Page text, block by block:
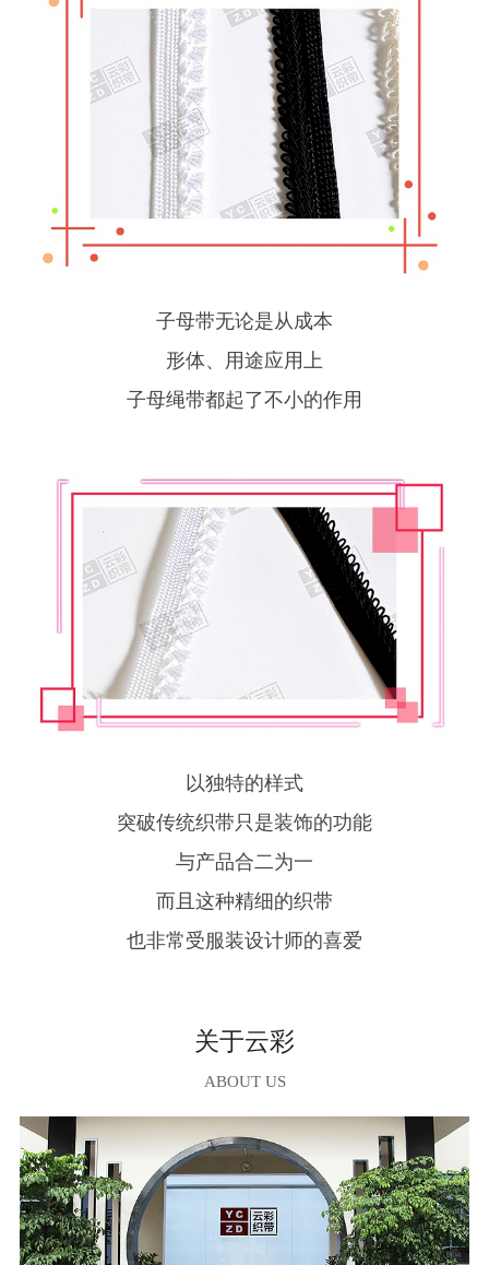
子母带无论是从成本
形体、用途应用上
子母绳带都起了不小的作用
以独特的样式
突破传统织带只是装饰的功能
与产品合二为一
而且这种精细的织带
也非常受服装设计师的喜爱
关于云彩
ABOUT US